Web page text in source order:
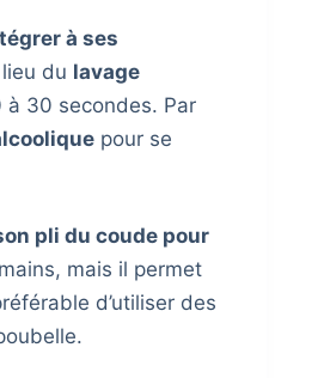
à ses
du lavage
à 30 secondes. Par
pour se
pli du coude pour
mais il permet
d’utiliser des